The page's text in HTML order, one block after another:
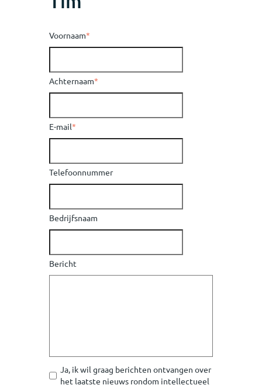
Voornaam*
Achternaam*
E-mail*
Telefoonnummer
Bedrijfsnaam
Bericht
Ja, ik wil graag berichten ontvangen over
het laatste nieuws rondom intellectueel